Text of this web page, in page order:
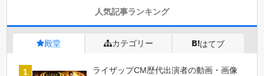
人気記事ランキング
殿堂 カテゴリー はてブ
ライザップCM歴代出演者の動画・画像